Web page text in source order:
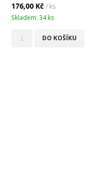
176,00 Kč / ks
Skladem: 34 ks
DO KOŠÍKU